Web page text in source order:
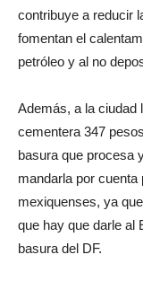
contribuye a reducir
fomentan el
petróleo y al no
Además, a la ciudad
cementera 347
basura que procesa
mandarla por cuenta
mexiquenses, ya
que hay que darle al
basura del DF.